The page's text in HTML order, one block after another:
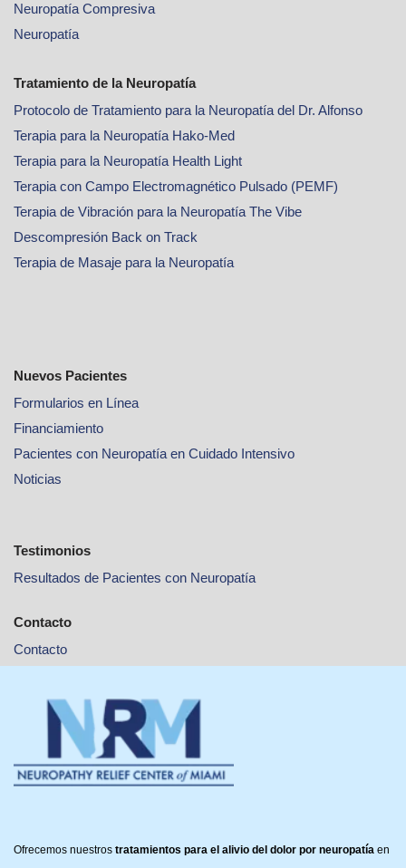
Neuropatía Compresiva
Neuropatía
Tratamiento de la Neuropatía
Protocolo de Tratamiento para la Neuropatía del Dr. Alfonso
Terapia para la Neuropatía Hako-Med
Terapia para la Neuropatía Health Light
Terapia con Campo Electromagnético Pulsado (PEMF)
Terapia de Vibración para la Neuropatía The Vibe
Descompresión Back on Track
Terapia de Masaje para la Neuropatía
Nuevos Pacientes
Formularios en Línea
Financiamiento
Pacientes con Neuropatía en Cuidado Intensivo
Noticias
Testimonios
Resultados de Pacientes con Neuropatía
Contacto
Contacto
Ofrecemos nuestros tratamientos para el alivio del dolor por neuropatía en